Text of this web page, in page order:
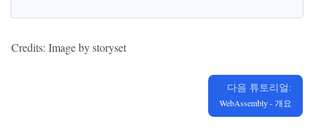
Credits: Image by storyset
다음 튜토리얼:
WebAssembly - 개요